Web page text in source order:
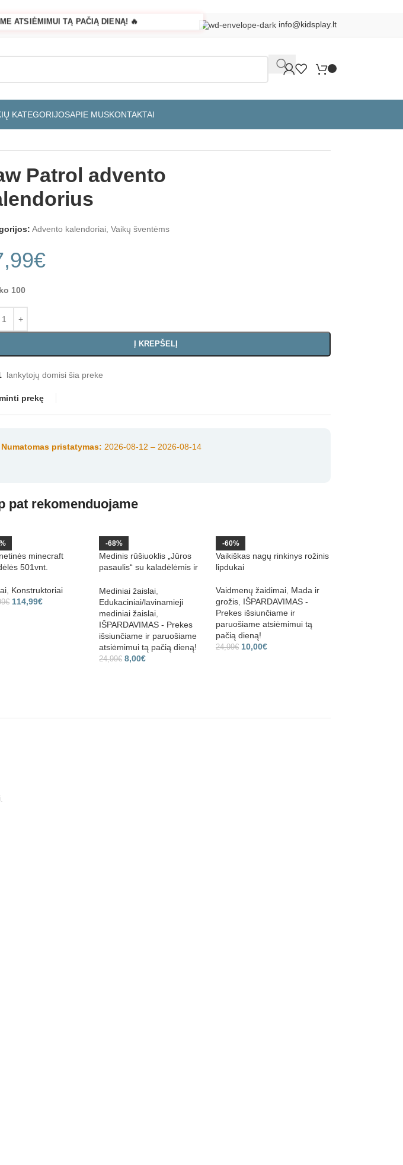
ATSIĖMIMUI TĄ PAČIĄ DIENĄ! 🔥 info@kidsplay.lt
KATEGORIJOSAPIE MUSKONTAKTAI
Patrol advento
Advento kalendoriai Vaikų šventėms
€
100
Į KREPŠELĮ
lankytojų domisi šia preke
prekę
Numatomas pristatymas: 2026-08-12 – 2026-08-14
pat rekomenduojame
minecraft
501vnt.
Konstruktoriai
€ 114,99€
-68%
Medinis rūšiuoklis „Jūros
pasaulis“ su kaladėlėmis ir
rinkinys
Mediniai žaislai
Edukaciniai/lavinamieji
mediniai žaislai
IŠPARDAVIMAS - Prekes
išsiunčiame ir paruošiame
atsiėmimui tą pačią dieną!
24,99€ 8,00€
-60%
Vaikiškas nagų rinkinys rožinis
lipdukai
Vaidmenų žaidimai Mada ir
grožis IŠPARDAVIMAS -
Prekes išsiunčiame ir
paruošiame atsiėmimui tą
pačią dieną!
24,99€ 10,00€